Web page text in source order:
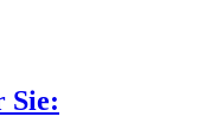
Sie: